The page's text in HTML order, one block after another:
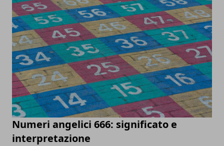
Numeri angelici 666: significato e
interpretazione